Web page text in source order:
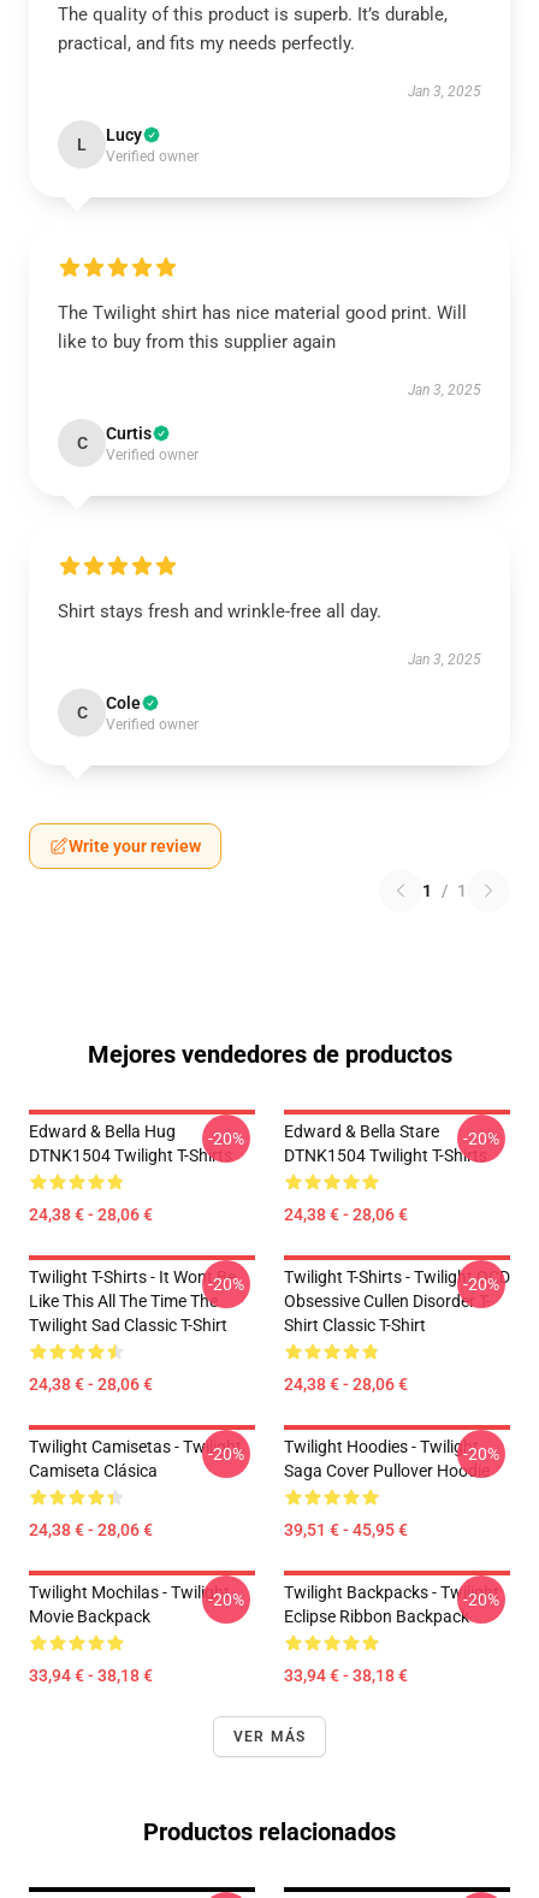
The quality of this product is superb. It’s durable,
practical, and fits my needs perfectly.
Jan 3, 2025
L Lucy
Verified owner
The Twilight shirt has nice material good print. Will
like to buy from this supplier again
Jan 3, 2025
C Curtis
Verified owner
Shirt stays fresh and wrinkle-free all day.
Jan 3, 2025
C Cole
Verified owner
Write your review
1 / 1
Mejores vendedores de productos
Edward & Bella Hug
DTNK1504 Twilight T-Shirts
24,38 € - 28,06 €
-20%
Edward & Bella Stare
DTNK1504 Twilight T-Shirts
24,38 € - 28,06 €
-20%
Twilight T-Shirts - It Wont Be
Like This All The Time The
Twilight Sad Classic T-Shirt
24,38 € - 28,06 €
-20%
Twilight T-Shirts - Twilight OCD
Obsessive Cullen Disorder T-
Shirt Classic T-Shirt
24,38 € - 28,06 €
-20%
Twilight Camisetas - Twilight
Camiseta Clásica
24,38 € - 28,06 €
-20%
Twilight Hoodies - Twilight
Saga Cover Pullover Hoodie
39,51 € - 45,95 €
-20%
Twilight Mochilas - Twilight
Movie Backpack
33,94 € - 38,18 €
-20%
Twilight Backpacks - Twilight
Eclipse Ribbon Backpack
33,94 € - 38,18 €
-20%
VER MÁS
Productos relacionados